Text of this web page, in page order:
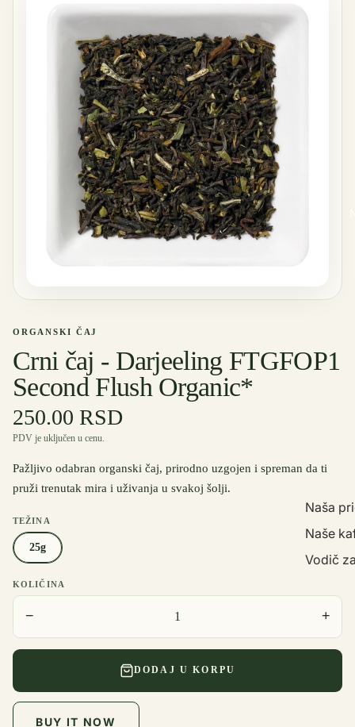
Naša
Naše
Vodič
ORGANSKI ČAJ
Crni čaj - Darjeeling FTGFOP1
Second Flush Organic*
250.00 RSD
PDV je uključen u cenu.
Pažljivo odabran organski čaj, prirodno uzgojen i spreman da ti
pruži trenutak mira i uživanja u svakoj šolji.
TEŽINA
25g
KOLIČINA
− +
DODAJ U KORPU
BUY IT NOW